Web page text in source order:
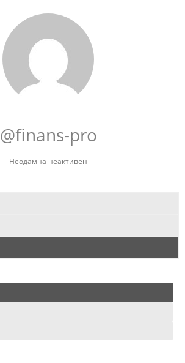
@finans-pro
Неодамна неактивен